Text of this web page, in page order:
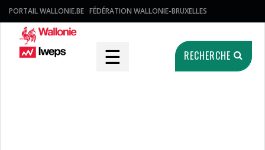
PORTAIL WALLONIE.BE FÉDÉRATION WALLONIE-BRUXELLES
☰ RECHERCHE